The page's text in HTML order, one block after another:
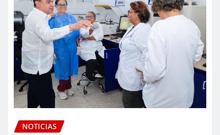
NOTICIAS